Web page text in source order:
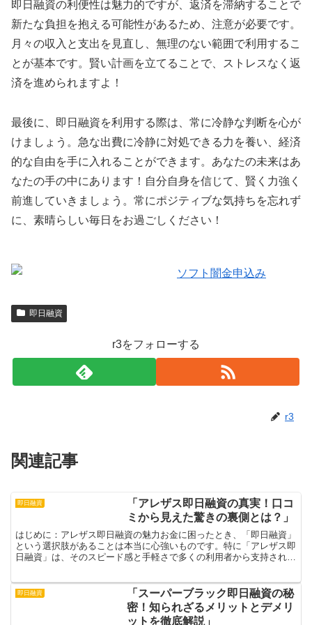
即日融資の利便性は魅力的ですが、返済を滞納することで
新たな負担を抱える可能性があるため、注意が必要です。
月々の収入と支出を見直し、無理のない範囲で利用するこ
とが基本です。賢い計画を立てることで、ストレスなく返
済を進められますよ！
最後に、即日融資を利用する際は、常に冷静な判断を心が
けましょう。急な出費に冷静に対処できる力を養い、経済
的な自由を手に入れることができます。あなたの未来はあ
なたの手の中にあります！自分自身を信じて、賢く力強く
前進していきましょう。常にポジティブな気持ちを忘れず
に、素晴らしい毎日をお過ごしください！
即日融資
r3をフォローする
r3
関連記事
即日融資
「アレザス即日融資の真実！口コ
ミから見えた驚きの裏側とは？」
はじめに：アレザス即日融資の魅力お金に困ったとき、「即日融資」
という選択肢があることは本当に心強いものです。特に「アレザス即
日融資」は、そのスピード感と手軽さで多くの利用者から支持されて
即日融資
「スーパーブラック即日融資の秘
密！知られざるメリットとデメリ
ットを徹底解説」